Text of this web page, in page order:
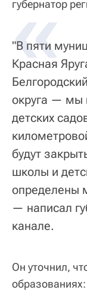
губернатор
«
"В пяти
Красная
округа — мы
детских
будут
школы и
определены
— написал
канале.
Он уточнил,